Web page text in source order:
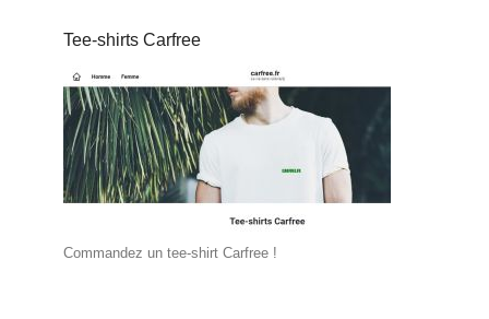
Tee-shirts Carfree
Commandez un tee-shirt Carfree !